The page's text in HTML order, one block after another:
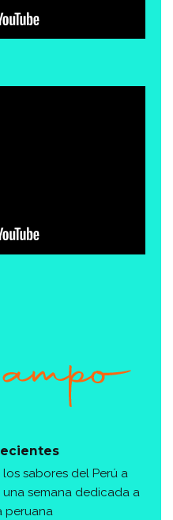
sabores del Perú a
una semana dedicada a
peruana